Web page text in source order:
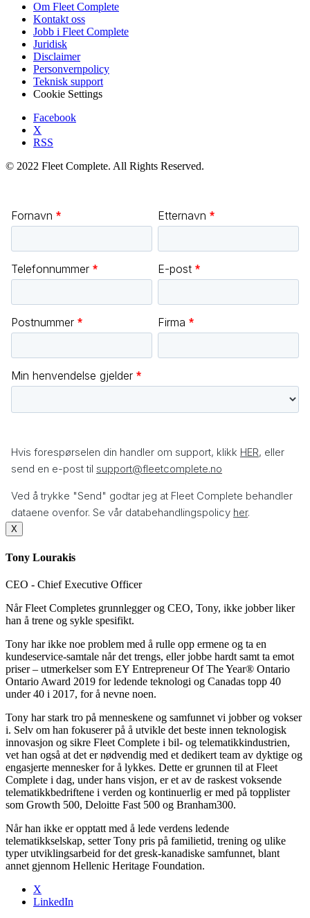
Om Fleet Complete
Kontakt oss
Jobb i Fleet Complete
Juridisk
Disclaimer
Personvernpolicy
Teknisk support
Cookie Settings
Facebook
X
RSS
© 2022 Fleet Complete. All Rights Reserved.
X
Tony Lourakis
CEO - Chief Executive Officer
Når Fleet Completes grunnlegger og CEO, Tony, ikke jobber liker
han å trene og sykle spesifikt.
Tony har ikke noe problem med å rulle opp ermene og ta en
kundeservice-samtale når det trengs, eller jobbe hardt samt ta emot
priser – utmerkelser som EY Entrepreneur Of The Year® Ontario
Ontario Award 2019 for ledende teknologi og Canadas topp 40
under 40 i 2017, for å nevne noen.
Tony har stark tro på menneskene og samfunnet vi jobber og vokser
i. Selv om han fokuserer på å utvikle det beste innen teknologisk
innovasjon og sikre Fleet Complete i bil- og telematikkindustrien,
vet han også at det er nødvendig med et dedikert team av dyktige og
engasjerte mennesker for å lykkes. Dette er grunnen til at Fleet
Complete i dag, under hans visjon, er et av de raskest voksende
telematikkbedriftene i verden og kontinuerlig er med på topplister
som Growth 500, Deloitte Fast 500 og Branham300.
Når han ikke er opptatt med å lede verdens ledende
telematikkselskap, setter Tony pris på familietid, trening og ulike
typer utviklingsarbeid for det gresk-kanadiske samfunnet, blant
annet gjennom Hellenic Heritage Foundation.
X
LinkedIn